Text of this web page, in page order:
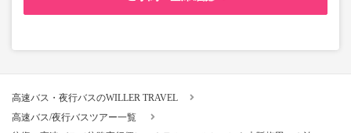
高速バス・夜行バスのWILLER TRAVEL
高速バス/夜行バスツアー一覧